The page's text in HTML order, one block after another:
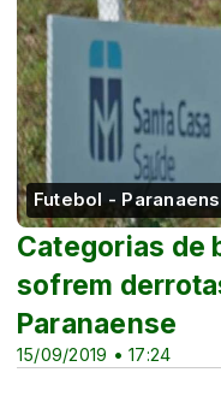
Futebol -
15/09/2019 • 17:24
Categorias de
sofrem
Paranaense